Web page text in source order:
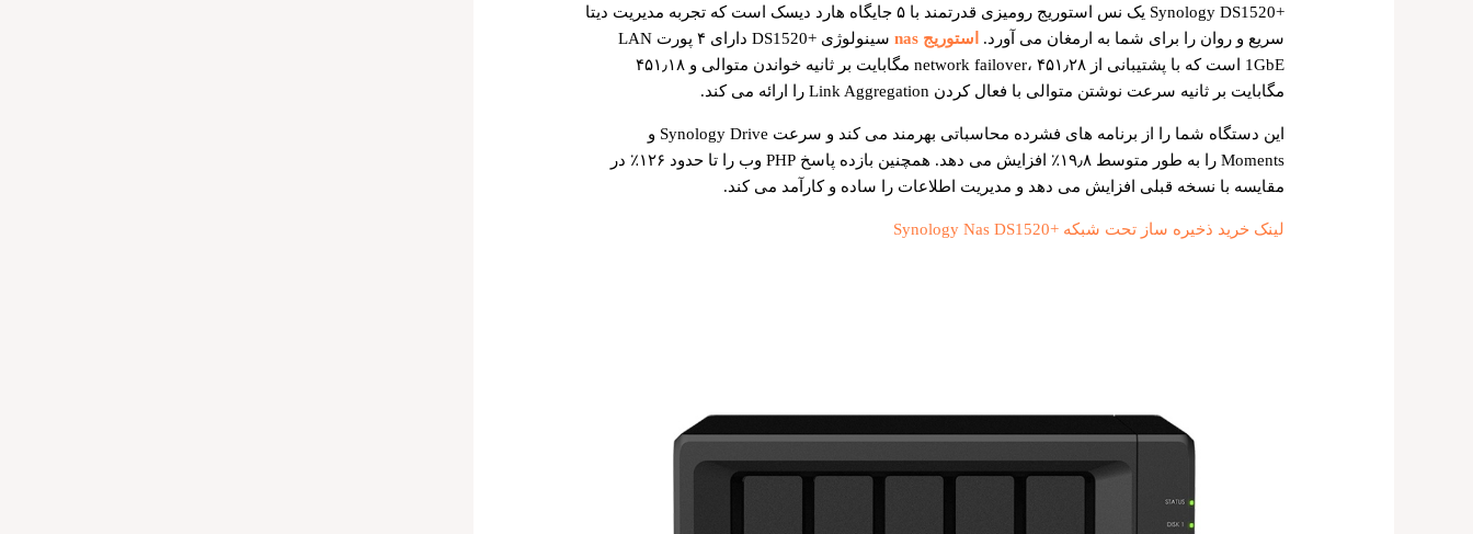
+Synology DS1520 یک نس استوریج رومیزی قدرتمند با ۵ جایگاه هارد دیسک است که تجربه مدیریت دیتا
سریع و روان را برای شما به ارمغان می آورد.
استوریج nas
سینولوژی +DS1520 دارای ۴ پورت LAN
1GbE است که با پشتیبانی از network failover، ۴۵۱٫۲۸ مگابایت بر ثانیه خواندن متوالی و ۴۵۱٫۱۸
مگابایت بر ثانیه سرعت نوشتن متوالی با فعال کردن Link Aggregation را ارائه می ‌کند.
این دستگاه شما را از برنامه های فشرده محاسباتی بهرمند می کند و سرعت Synology Drive و
Moments را به طور متوسط ۱۹٫۸٪ افزایش می دهد. همچنین بازده پاسخ PHP وب را تا حدود ۱۲۶٪ در
مقایسه با نسخه قبلی افزایش می دهد و مدیریت اطلاعات را ساده و کارآمد می کند.
لینک خرید ذخیره ساز تحت شبکه +Synology Nas DS1520